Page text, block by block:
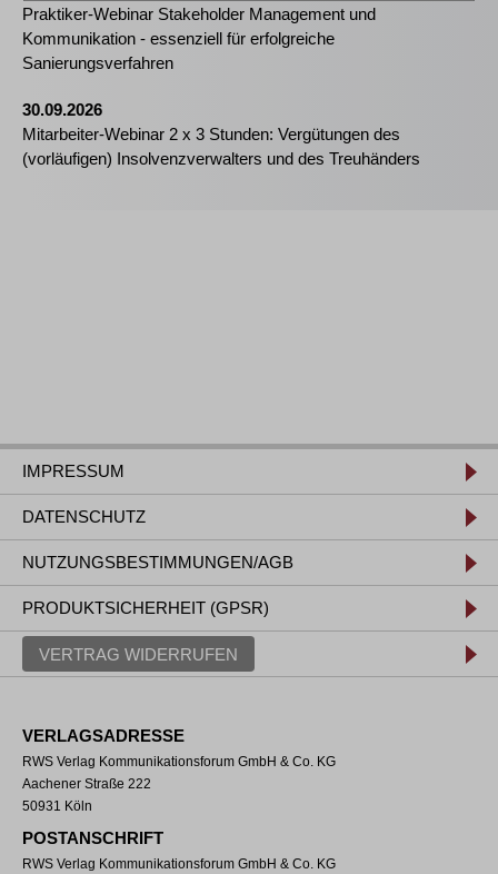
Praktiker-Webinar Stakeholder Management und
Kommunikation - essenziell für erfolgreiche
Sanierungsverfahren
30.09.2026
Mitarbeiter-Webinar 2 x 3 Stunden: Vergütungen des
(vorläufigen) Insolvenzverwalters und des Treuhänders
IMPRESSUM
DATENSCHUTZ
NUTZUNGSBESTIMMUNGEN/AGB
PRODUKTSICHERHEIT (GPSR)
VERTRAG WIDERRUFEN
VERLAGSADRESSE
RWS Verlag Kommunikationsforum GmbH & Co. KG
Aachener Straße 222
50931 Köln
POSTANSCHRIFT
RWS Verlag Kommunikationsforum GmbH & Co. KG